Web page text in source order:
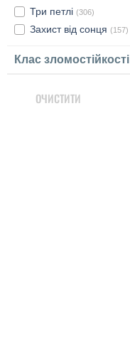
Три петлі (306)
Захист від сонця (157)
Клас зломостійкості
ОЧИСТИТИ